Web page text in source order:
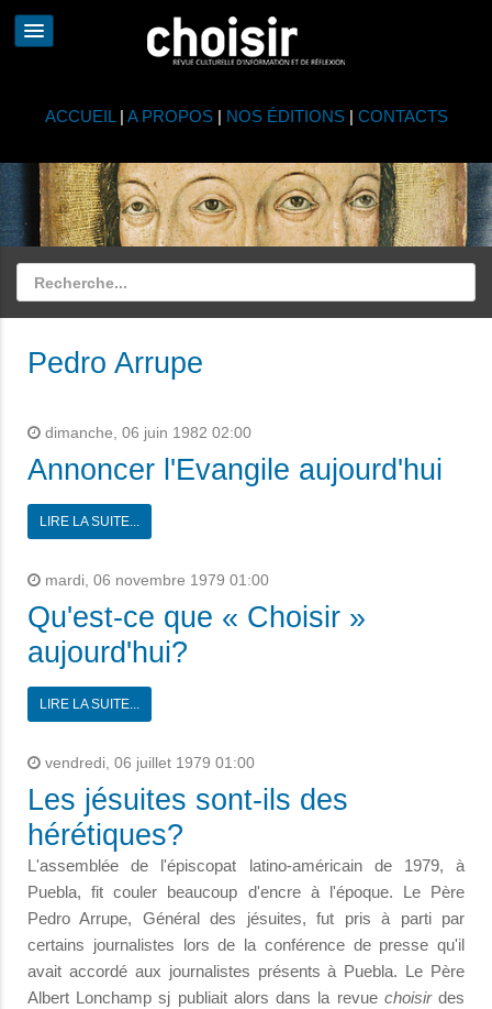
ACCUEIL | A PROPOS| NOS ÉDITIONS| CONTACTS
Pedro Arrupe
dimanche, 06 juin 1982 02:00
Annoncer l'Evangile aujourd'hui
LIRE LA SUITE...
mardi, 06 novembre 1979 01:00
Qu'est-ce que « Choisir »
aujourd'hui?
LIRE LA SUITE...
vendredi, 06 juillet 1979 01:00
Les jésuites sont-ils des
hérétiques?
L'assemblée de l'épiscopat latino-américain de 1979, à
Puebla, fit couler beaucoup d'encre à l'époque. Le Père
Pedro Arrupe, Général des jésuites, fut pris à parti par
certains journalistes lors de la conférence de presse qu'il
avait accordé aux journalistes présents à Puebla. Le Père
Albert Lonchamp sj publiait alors dans la revue choisirdes